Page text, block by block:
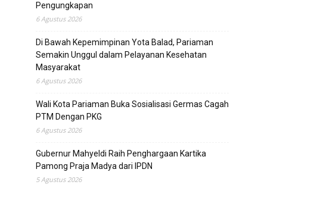
Pengungkapan
6 Agustus 2026
Di Bawah Kepemimpinan Yota Balad, Pariaman
Semakin Unggul dalam Pelayanan Kesehatan
Masyarakat
6 Agustus 2026
Wali Kota Pariaman Buka Sosialisasi Germas Cagah
PTM Dengan PKG
6 Agustus 2026
Gubernur Mahyeldi Raih Penghargaan Kartika
Pamong Praja Madya dari IPDN
5 Agustus 2026